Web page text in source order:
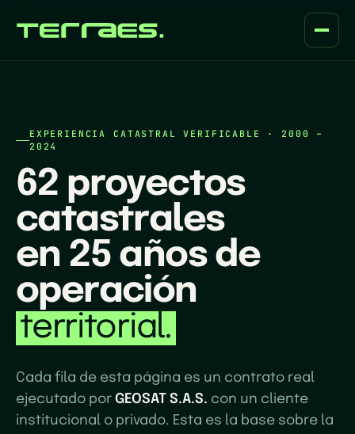
EXPERIENCIA CATASTRAL VERIFICABLE · 2000 –
2024
62 proyectos
catastrales
en 25años de
operación
territorial.
Cada fila de esta página es un contrato real
ejecutado por GEOSAT S.A.S. con un cliente
institucional o privado. Esta es la base sobre la